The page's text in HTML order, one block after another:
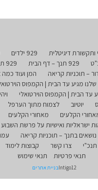
929 ילדים
929 תנך – דף הבית
929 תנך – דף הבית 2
– תוכניות קריאה
המן ועוד כמה
מגיע עד הבית | הקמפוס
עד הבית | הקמפוס הוירטואלי
יוטיוב לצמוח מתוך הערפל
הקלעים
מאחורי הקלעים
ישראליות ואישיות על פרשת
נושאים בתנך – תוכניות קריאה
תנכ"י צרו קשר קבוצות לימוד
תנאי פרטיות
תנאי שימוש
Intigo12בניית אתרים